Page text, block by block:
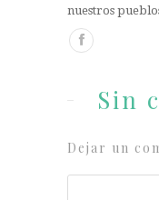
nuestros
Sin
Dejar un